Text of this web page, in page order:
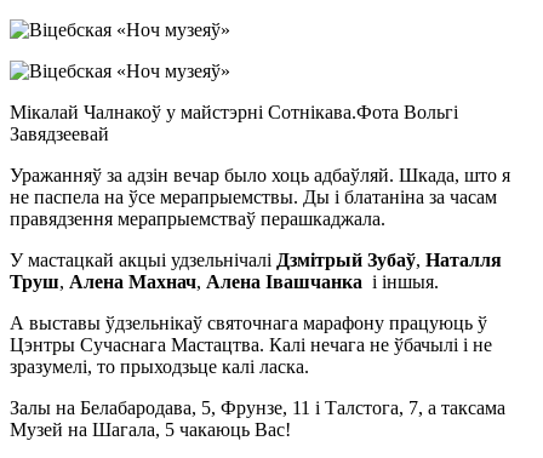
Мікалай Чалнакоў у майстэрні Сотнікава.Фота Вольгі
Завядзеевай
Уражанняў за адзін вечар было хоць адбаўляй. Шкада, што я
не паспела на ўсе мерапрыемствы. Ды і блатаніна за часам
правядзення мерапрыемстваў перашкаджала.
У мастацкай акцыі удзельнічалі Дзмітрый Зубаў, Наталля
Труш, Алена Махнач, Алена Івашчанка і іншыя.
А выставы ўдзельнікаў святочнага марафону працуюць ў
Цэнтры Сучаснага Мастацтва. Калі нечага не ўбачылі і не
зразумелі, то прыходзьце калі ласка.
Залы на Белабародава, 5, Фрунзе, 11 і Талстога, 7, а таксама
Музей на Шагала, 5 чакаюць Вас!